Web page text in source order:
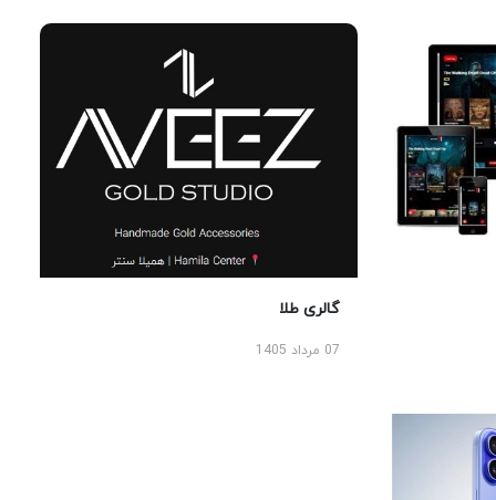
گالری طلا
07 مرداد 1405